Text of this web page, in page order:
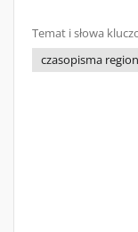
Temat i słowa
czasopisma